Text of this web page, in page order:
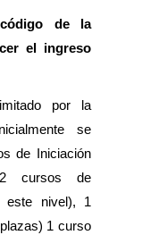
de la
el ingreso
por la
se
de Iniciación
cursos de
este nivel), 1
1 curso